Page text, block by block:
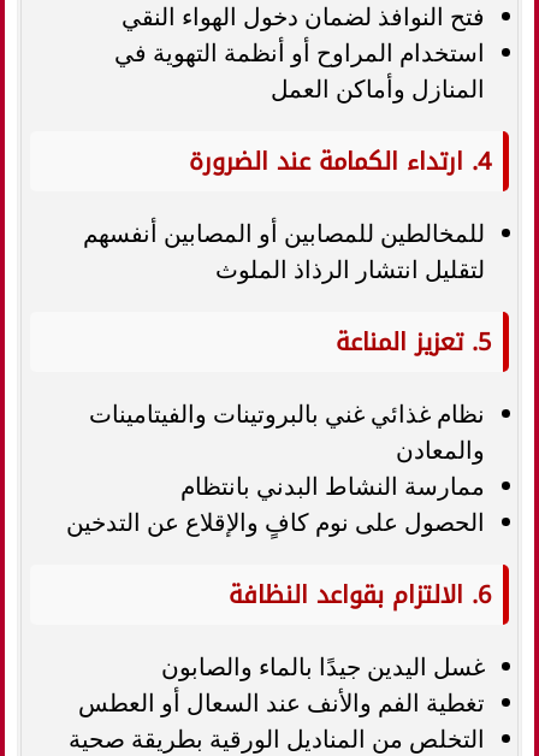
فتح النوافذ لضمان دخول الهواء النقي
استخدام المراوح أو أنظمة التهوية في
المنازل وأماكن العمل
4. ارتداء الكمامة عند الضرورة
للمخالطين للمصابين أو المصابين أنفسهم
لتقليل انتشار الرذاذ الملوث
5. تعزيز المناعة
نظام غذائي غني بالبروتينات والفيتامينات
والمعادن
ممارسة النشاط البدني بانتظام
الحصول على نوم كافٍ والإقلاع عن التدخين
6. الالتزام بقواعد النظافة
غسل اليدين جيدًا بالماء والصابون
تغطية الفم والأنف عند السعال أو العطس
التخلص من المناديل الورقية بطريقة صحية